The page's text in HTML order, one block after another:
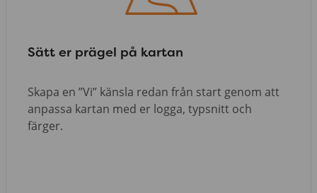
Sätt er prägel på kartan
Skapa en ”Vi” känsla redan från start genom att
anpassa kartan med er logga, typsnitt och
färger.